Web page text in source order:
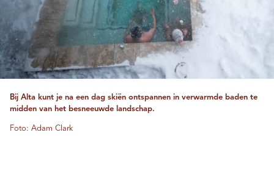
Bij Alta kunt je na een dag skiën ontspannen in verwarmde baden te
midden van het besneeuwde landschap.
Foto: Adam Clark